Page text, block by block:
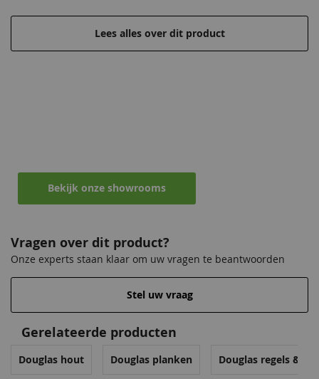
Afmeting van 4,5x16x300 cm
Hoge kwaliteit voor een lage prijs
Lees alles over dit product
Bekijk onze showrooms
Vragen over dit product?
Onze experts staan klaar om uw vragen te beantwoorden
Stel uw vraag
Gerelateerde producten
Douglas hout Douglas planken Douglas regels &